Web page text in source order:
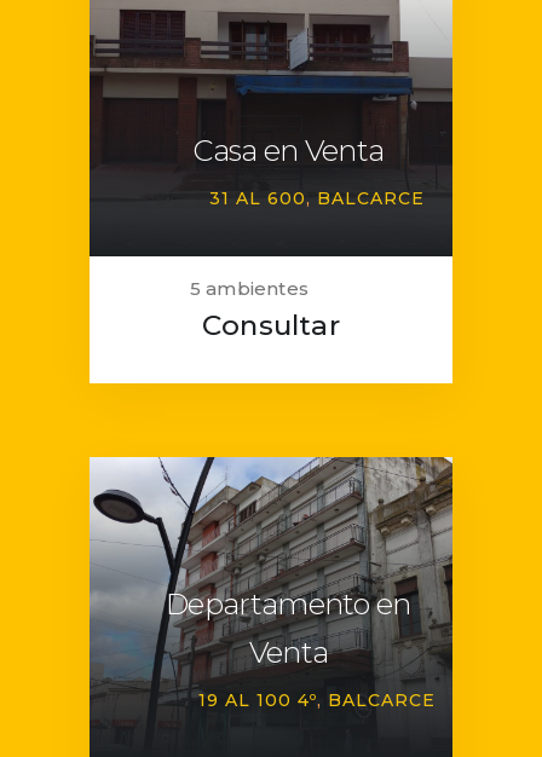
Casa en Venta
31 AL 600 BALCARCE
5 ambientes
Consultar
Departamento en
Venta
19 AL 100 4º BALCARCE